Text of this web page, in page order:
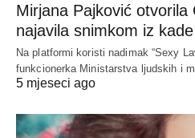
Mirjana Pajković
najavila snimkom iz kade
Na platformi koristi nadimak “Sexy
funkcionerka Ministarstva ljudskih i
5 mjeseci ago